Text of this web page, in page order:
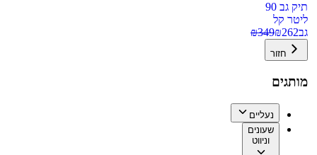
תיק גב 90
ליטר קל
גב
₪262
₪349
חזור
מותגים
נעליים
שעונים
וניווט